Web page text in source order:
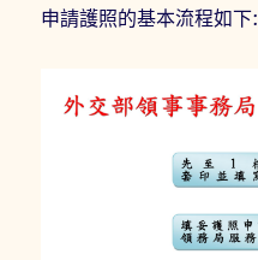
申請護照的基本流程如下: